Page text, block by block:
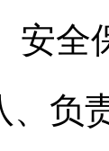
安全
、负